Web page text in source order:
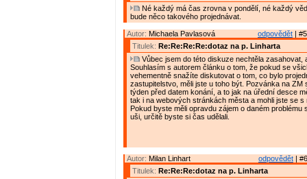
Né každý má čas zrovna v pondělí, né každý
bude něco takového projednávat.
odpovědět |
Autor: Michaela Pavlasová
Titulek: Re:Re:Re:Re:dotaz na p. Linharta
Vůbec jsem do této diskuze nechtěla zasahovat,
Souhlasím s autorem článku o tom, že pokud se
vehementně snažíte diskutovat o tom, co bylo
zastupitelstvo, měli jste u toho být. Pozvánka na ZM
týden před datem konání, a to jak na úřední desce
tak i na webových stránkách města a mohli jste se s
Pokud byste měli opravdu zájem o daném problému
uši, určitě byste si čas udělali.
odpovědět |
Autor: Milan Linhart
Titulek: Re:Re:Re:dotaz na p. Linharta